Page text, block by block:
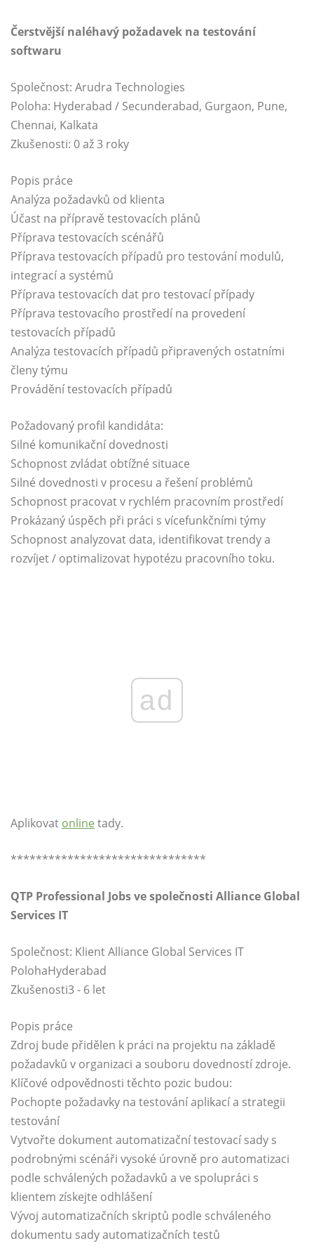
Čerstvější naléhavý požadavek na testování
softwaru
Společnost: Arudra Technologies
Poloha: Hyderabad / Secunderabad, Gurgaon, Pune,
Chennai, Kalkata
Zkušenosti: 0 až 3 roky
Popis práce
Analýza požadavků od klienta
Účast na přípravě testovacích plánů
Příprava testovacích scénářů
Příprava testovacích případů pro testování modulů,
integrací a systémů
Příprava testovacích dat pro testovací případy
Příprava testovacího prostředí na provedení
testovacích případů
Analýza testovacích případů připravených ostatními
členy týmu
Provádění testovacích případů
Požadovaný profil kandidáta:
Silné komunikační dovednosti
Schopnost zvládat obtížné situace
Silné dovednosti v procesu a řešení problémů
Schopnost pracovat v rychlém pracovním prostředí
Prokázaný úspěch při práci s vícefunkčními týmy
Schopnost analyzovat data, identifikovat trendy a
rozvíjet / optimalizovat hypotézu pracovního toku.
ad
Aplikovat online tady.
*******************************
QTP Professional Jobs ve společnosti Alliance Global
Services IT
Společnost: Klient Alliance Global Services IT
PolohaHyderabad
Zkušenosti3 - 6 let
Popis práce
Zdroj bude přidělen k práci na projektu na základě
požadavků v organizaci a souboru dovedností zdroje.
Klíčové odpovědnosti těchto pozic budou:
Pochopte požadavky na testování aplikací a strategii
testování
Vytvořte dokument automatizační testovací sady s
podrobnými scénáři vysoké úrovně pro automatizaci
podle schválených požadavků a ve spolupráci s
klientem získejte odhlášení
Vývoj automatizačních skriptů podle schváleného
dokumentu sady automatizačních testů